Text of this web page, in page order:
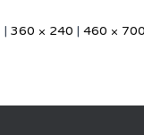
| 360 × 240 | 460 × 700